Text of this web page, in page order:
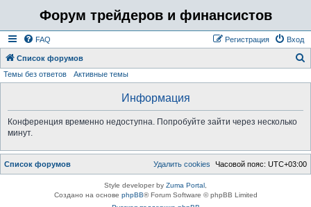
Форум трейдеров и финансистов
FAQ Вход
Регистрация
Список форумов
Темы без ответов Активные темы
Информация
Конференция временно недоступна. Попробуйте зайти через несколько
минут.
Список форумов Часовой пояс: UTC+03:00
Удалить cookies
Style developer by Zuma Portal
Создано на основе phpBB® Forum Software © phpBB Limited